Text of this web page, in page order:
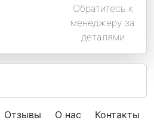
Обратитесь к
менеджеру за
деталями
Отзывы О нас Контакты